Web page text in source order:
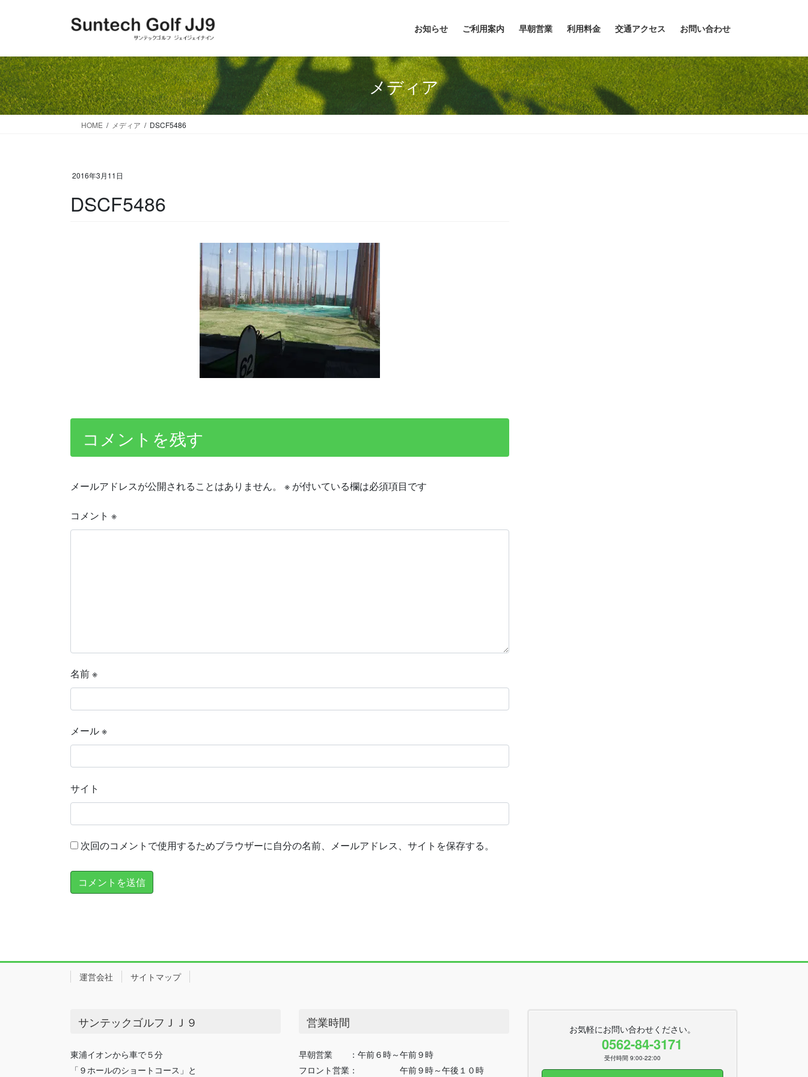
ツ
に
移
動
シ
ョ
ン
に
お知らせ ご利用案内 早朝営業 利用料金 交通アクセス お問い合わせ
メディア
HOME メディア DSCF5486
2016年3月11日
DSCF5486
コメントを残す
メールアドレスが公開されることはありません。 ※ が付いている欄は必須項目です
コメント ※
名前※
メール※
サイト
次回のコメントで使用するためブラウザーに自分の名前、メールアドレス、サイトを保存する。
運営会社 サイトマップ
サンテックゴルフＪＪ９
東浦イオンから車で５分
「９ホールのショートコース」と
営業時間
早朝営業 ：午前６時～午前９時
フロント営業： 午前９時～午後１０時
お気軽にお問い合わせください。
0562-84-3171
受付時間 9:00-22:00